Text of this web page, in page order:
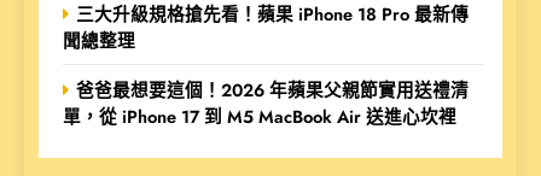
三大升級規格搶先看！蘋果 iPhone 18 Pro 最新傳
聞總整理
爸爸最想要這個！2026 年蘋果父親節實用送禮清
單，從 iPhone 17 到 M5 MacBook Air 送進心坎裡